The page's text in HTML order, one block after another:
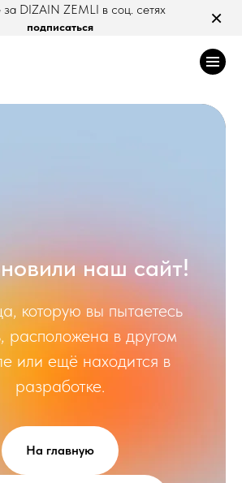
за DIZAIN ZEMLI в соц. сетях
подписаться ×
наш сайт!
которую вы пытаетесь
расположена в другом
или ещё находится в
разработке.
На главную